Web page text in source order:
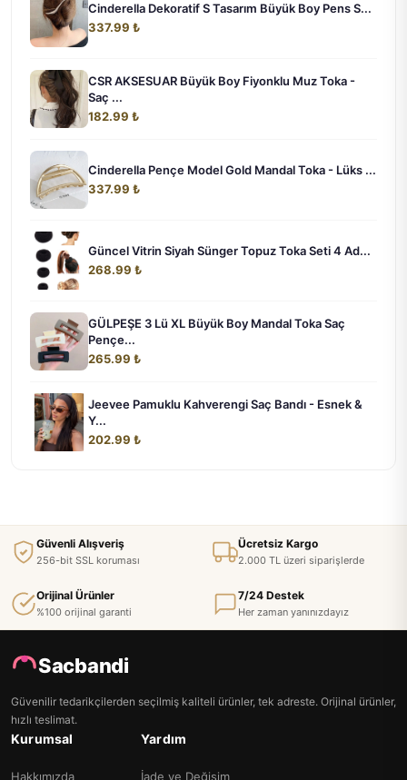
Cinderella Dekoratif S Tasarım Büyük Boy Pens S...
337.99 ₺
CSR AKSESUAR Büyük Boy Fiyonklu Muz Toka -
Saç ...
182.99 ₺
Cinderella Pençe Model Gold Mandal Toka - Lüks ...
337.99 ₺
Güncel Vitrin Siyah Sünger Topuz Toka Seti 4 Ad...
268.99 ₺
GÜLPEŞE 3 Lü XL Büyük Boy Mandal Toka Saç
Pençe...
265.99 ₺
Jeevee Pamuklu Kahverengi Saç Bandı - Esnek &
Y...
202.99 ₺
Güvenli Alışveriş
256-bit SSL koruması
Ücretsiz Kargo
2.000 TL üzeri siparişlerde
Orijinal Ürünler
%100 orijinal garanti
7/24 Destek
Her zaman yanınızdayız
Sacbandi
Güvenilir tedarikçilerden seçilmiş kaliteli ürünler, tek adreste. Orijinal ürünler,
hızlı teslimat.
Kurumsal
Hakkımızda
Yardım
İade ve Değişim